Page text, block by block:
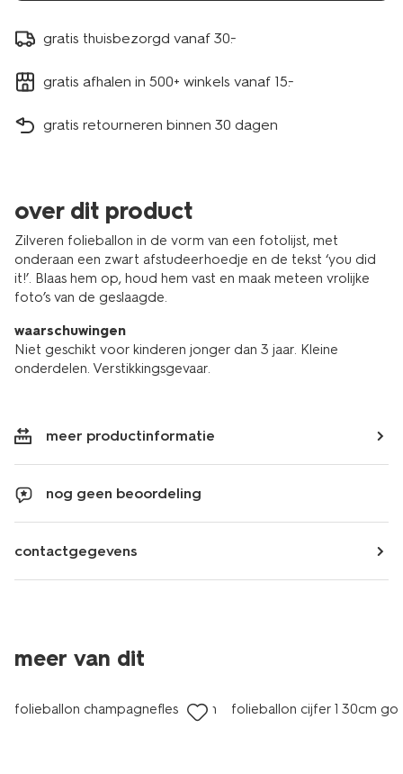
gratis thuisbezorgd vanaf 30.-
gratis afhalen in 500+ winkels vanaf 15.-
gratis retourneren binnen 30 dagen
over dit product
Zilveren folieballon in de vorm van een fotolijst, met
onderaan een zwart afstudeerhoedje en de tekst ‘you did
it!’. Blaas hem op, houd hem vast en maak meteen vrolijke
foto’s van de geslaagde.
waarschuwingen
Niet geschikt voor kinderen jonger dan 3 jaar. Kleine
onderdelen. Verstikkingsgevaar.
meer productinformatie
nog geen beoordeling
contactgegevens
meer van dit
folieballon champagnefles 55cm folieballon cijfer 1 30cm